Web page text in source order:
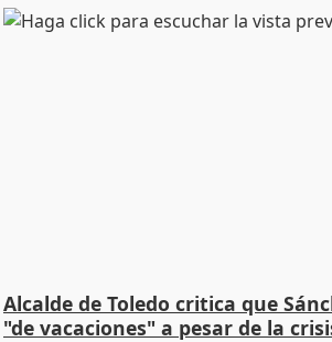
Alcalde de Toledo critica que
"de vacaciones" a pesar de la